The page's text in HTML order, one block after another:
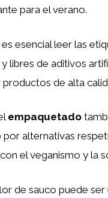
para el verano.
esencial leer las
y libres de aditivos
de alta
empaquetado
alternativas
el veganismo y la
de sauco puede ser